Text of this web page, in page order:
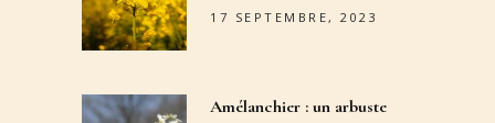
17 SEPTEMBRE, 2023
Amélanchier : un arbuste